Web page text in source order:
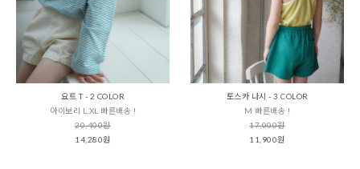
요트 T - 2 COLOR
아이보리 L,XL 빠른배송 !
20,400원
14,280원
토스카 나시 - 3 COLOR
M 빠른배송 !
17,000원
11,900원